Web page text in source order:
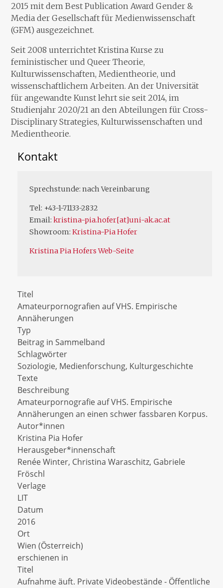
2015 mit dem Best Publication Award Gender &
Media der Gesellschaft für Medienwissenschaft
(GFM) ausgezeichnet.
Seit 2008 unterrichtet Kristina Kurse zu
feministischer und Queer Theorie,
Kulturwissenschaften, Medientheorie, und
wissenschaftlichem Arbeiten. An der Universität
für angewandte Kunst lehrt sie seit 2014, im
Studienjahr 2020/21 an den Abteilungen für Cross-
Disciplinary Strategies, Kulturwissenschaften und
Medientheorie.
Kontakt
Sprechstunde: nach Vereinbarung
Tel: +43-1-71133-2832
Email:kristina-pia.hofer[at]uni-ak.ac.at
Showroom:Kristina-Pia Hofer
Kristina Pia Hofers Web-Seite
Titel
Amateurpornografien auf VHS. Empirische
Annäherungen
Typ
Beitrag in Sammelband
Schlagwörter
Soziologie, Medienforschung, Kulturgeschichte
Texte
Beschreibung
Amateurpornografie auf VHS. Empirische
Annäherungen an einen schwer fassbaren Korpus.
Autor*innen
Kristina Pia Hofer
Herausgeber*innenschaft
Renée Winter, Christina Waraschitz, Gabriele
Fröschl
Verlage
LIT
Datum
2016
Ort
Wien (Österreich)
erschienen in
Titel
Aufnahme äuft. Private Videobestände - Öffentliche